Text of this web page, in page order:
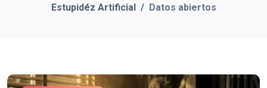
Estupidéz Artificial Datos abiertos